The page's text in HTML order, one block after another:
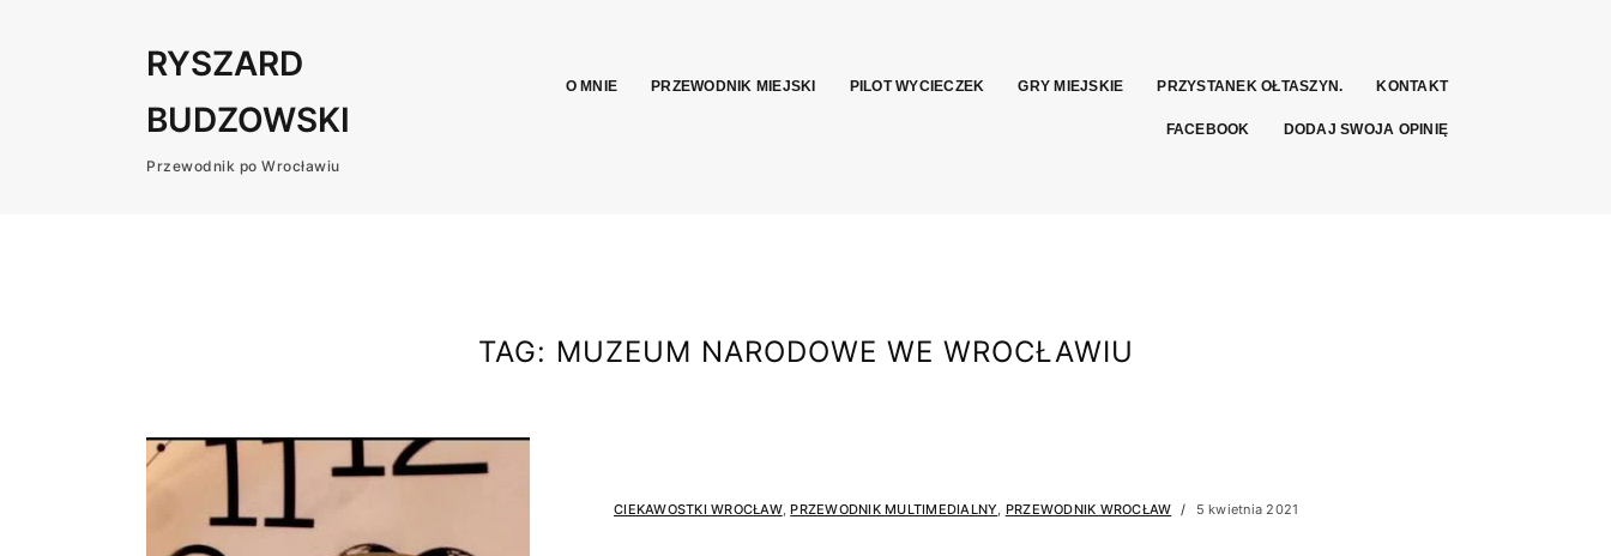
RYSZARD
BUDZOWSKI
Przewodnik po Wrocławiu
O MNIE PRZEWODNIK MIEJSKI PILOT WYCIECZEK GRY MIEJSKIE PRZYSTANEK OŁTASZYN. KONTAKT
FACEBOOK DODAJ SWOJA OPINIĘ
TAG: MUZEUM NARODOWE WE WROCŁAWIU
CIEKAWOSTKI WROCŁAW,PRZEWODNIK MULTIMEDIALNY, PRZEWODNIK WROCŁAW 5 kwietnia 2021